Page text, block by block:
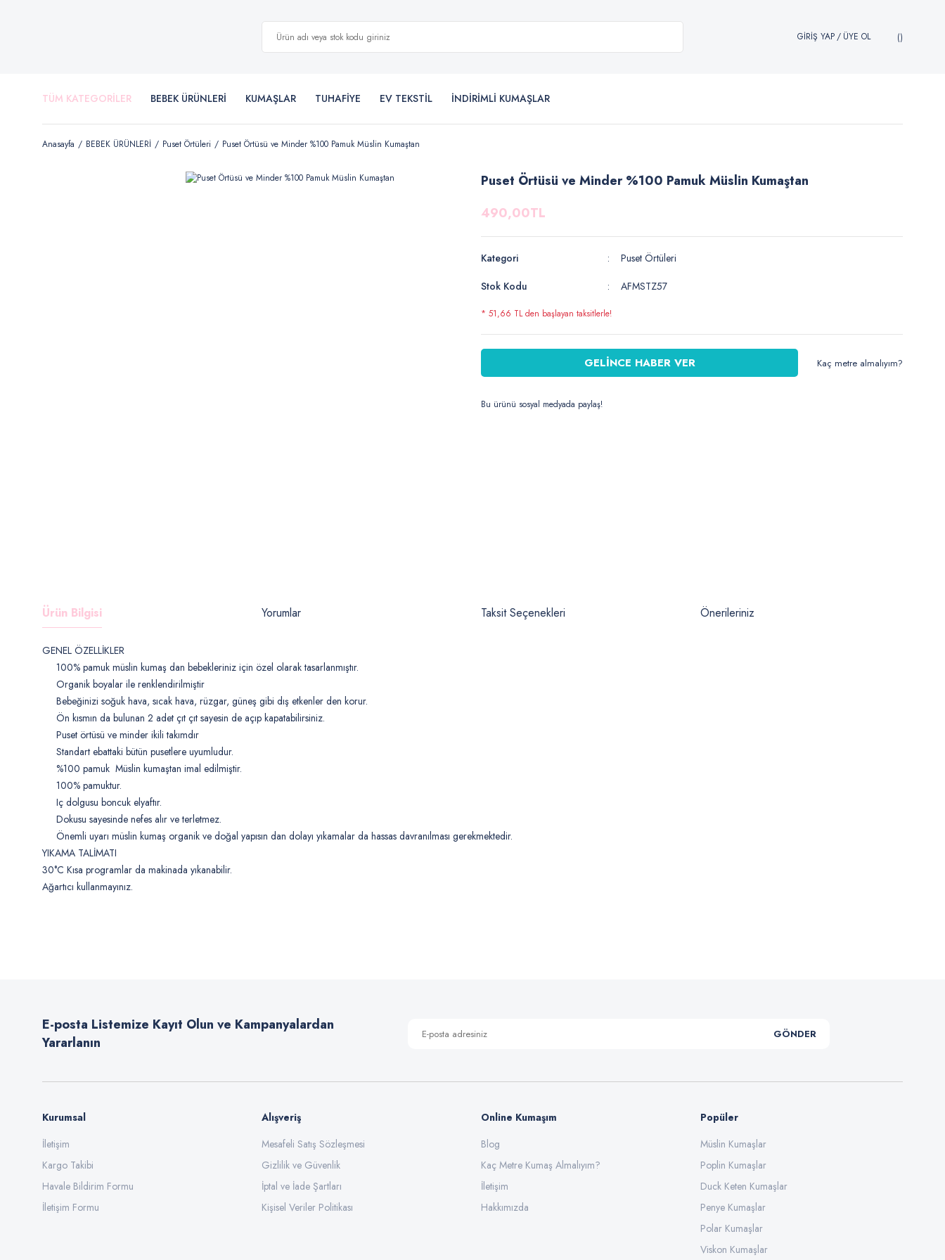
GİRİŞ YAP/ ÜYE OL
TÜM KATEGORİLER BEBEK ÜRÜNLERİ KUMAŞLAR TUHAFİYE EV TEKSTİL İNDİRİMLİ KUMAŞLAR
Anasayfa BEBEK ÜRÜNLERİ Puset Örtüleri Puset Örtüsü ve Minder %100 Pamuk Müslin Kumaştan
Puset Örtüsü ve Minder %100 Pamuk Müslin Kumaştan
490,00TL
Kategori
Puset Örtüleri
Stok Kodu
AFMSTZ57
* 51,66 TL den başlayan taksitlerle!
GELİNCE HABER VER Kaç metre almalıyım?
Bu ürünü sosyal medyada paylaş!
Ürün Bilgisi Yorumlar Taksit Seçenekleri Önerileriniz
GENEL ÖZELLİKLER
100% pamuk müslin kumaş dan bebekleriniz için özel olarak tasarlanmıştır.
Organik boyalar ile renklendirilmiştir
Bebeğinizi soğuk hava, sıcak hava, rüzgar, güneş gibi dış etkenler den korur.
Ön kısmın da bulunan 2 adet çıt çıt sayesin de açıp kapatabilirsiniz.
Puset örtüsü ve minder ikili takımdır
Standart ebattaki bütün pusetlere uyumludur.
%100 pamuk Müslin kumaştan imal edilmiştir.
100% pamuktur.
Iç dolgusu boncuk elyaftır.
Dokusu sayesinde nefes alır ve terletmez.
Önemli uyarı müslin kumaş organik ve doğal yapısın dan dolayı yıkamalar da hassas davranılması gerekmektedir.
YIKAMA TALİMATI
30°C Kısa programlar da makinada yıkanabilir.
Ağartıcı kullanmayınız.
Ürün bilgilerinde hatalar bulunuyor.
Ürün fiyatı diğer sitelerden daha pahalı.
Gönder
E-posta Listemize Kayıt Olun ve Kampanyalardan
Yararlanın
GÖNDER
Kurumsal
İletişim
Kargo Takibi
Havale Bildirim Formu
İletişim Formu
Alışveriş
Mesafeli Satış Sözleşmesi
Gizlilik ve Güvenlik
İptal ve İade Şartları
Kişisel Veriler Politikası
Online Kumaşım
Blog
Kaç Metre Kumaş Almalıyım?
İletişim
Hakkımızda
Popüler
Müslin Kumaşlar
Poplin Kumaşlar
Duck Keten Kumaşlar
Penye Kumaşlar
Polar Kumaşlar
Viskon Kumaşlar